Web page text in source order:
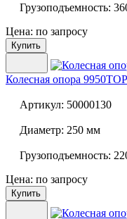
Грузоподъемность:
Цена: по запросу
Купить
Колесная опора
Артикул: 50000130
Диаметр: 250 мм
Грузоподъемность:
Цена: по запросу
Купить